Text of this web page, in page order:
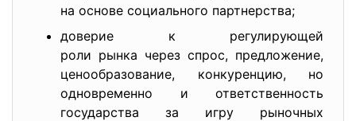
на основе социального партнерства;
доверие к регулирующей
роли рынка через спрос, предложение,
ценообразование, конкуренцию, но
одновременно и ответственность
государства за игру рыночных